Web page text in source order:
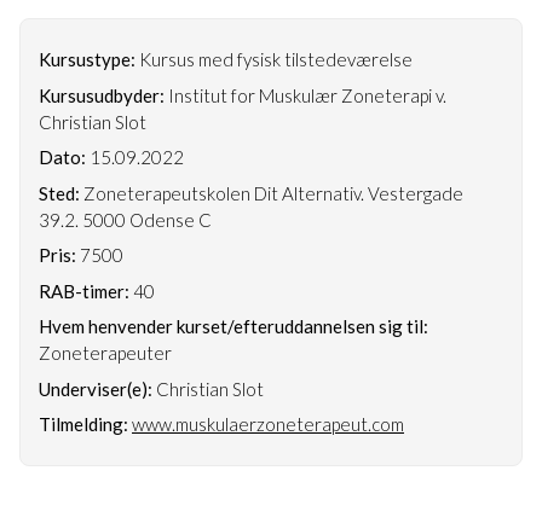
Kursustype: Kursus med fysisk tilstedeværelse
Kursusudbyder: Institut for Muskulær Zoneterapi v.
Christian Slot
Dato: 15.09.2022
Sted: Zoneterapeutskolen Dit Alternativ. Vestergade
39.2. 5000 Odense C
Pris: 7500
RAB-timer: 40
Hvem henvender kurset/efteruddannelsen sig til:
Zoneterapeuter
Underviser(e): Christian Slot
Tilmelding: www.muskulaerzoneterapeut.com